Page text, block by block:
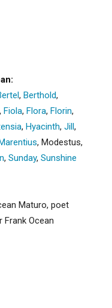
, Berthold,
, Fiola, Flora, Florin,
, Hyacinth, Jill,
, Modestus,
, Sunday, Sunshine
Maturo, poet
Frank Ocean